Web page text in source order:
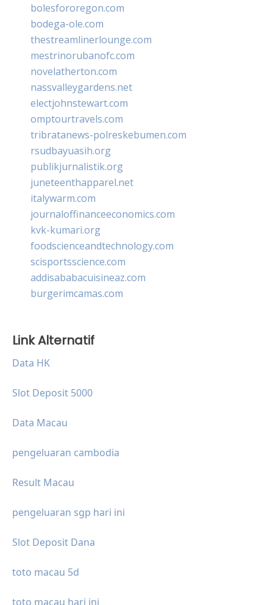
bolesfororegon.com
bodega-ole.com
thestreamlinerlounge.com
mestrinorubanofc.com
novelatherton.com
nassvalleygardens.net
electjohnstewart.com
omptourtravels.com
tribratanews-polreskebumen.com
rsudbayuasih.org
publikjurnalistik.org
juneteenthapparel.net
italywarm.com
journaloffinanceeconomics.com
kvk-kumari.org
foodscienceandtechnology.com
scisportsscience.com
addisababacuisineaz.com
burgerimcamas.com
Link Alternatif
Data HK
Slot Deposit 5000
Data Macau
pengeluaran cambodia
Result Macau
pengeluaran sgp hari ini
Slot Deposit Dana
toto macau 5d
toto macau hari ini